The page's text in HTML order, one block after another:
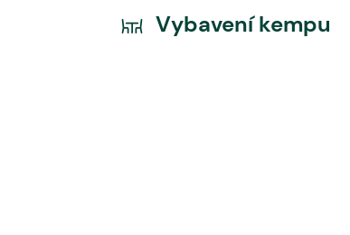
Vybavení kempu